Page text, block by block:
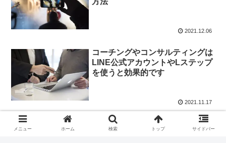
2021.12.06
コーチングやコンサルティングは
LINE公式アカウントやLステップ
を使うと効果的です
2021.11.17
スポンサーリンク
メニュー ホーム 検索 トップ サイドバー